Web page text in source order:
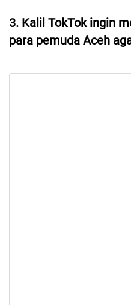
3. Kalil TokTok ingin
para pemuda Aceh